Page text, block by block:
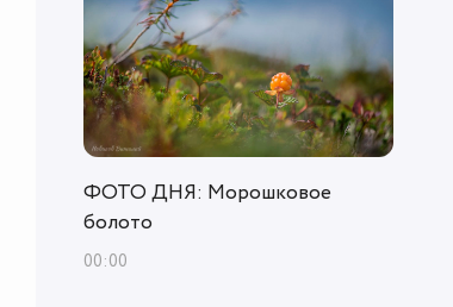
ФОТО ДНЯ: Морошковое
болото
00:00